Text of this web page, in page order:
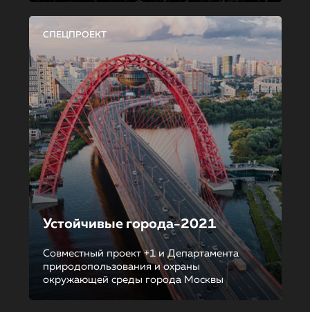
СПЕЦПРОЕКТ
Устойчивые города-2021
Совместный проект +1 и Департамента
природопользования и охраны
окружающей среды города Москвы